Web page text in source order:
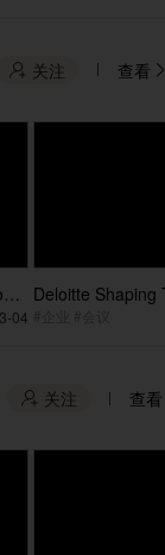
 关注 查看 
04
Deloitte Shaping
 关注 查看